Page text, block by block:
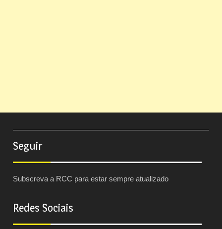
Seguir
Subscreva a RCC para estar sempre atualizado
Redes Sociais